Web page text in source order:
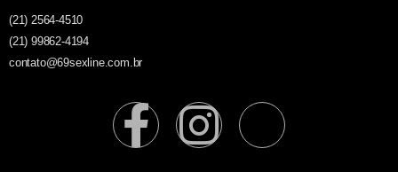
(21) 2564-4510
(21) 99862-4194
contato@69sexline.com.br